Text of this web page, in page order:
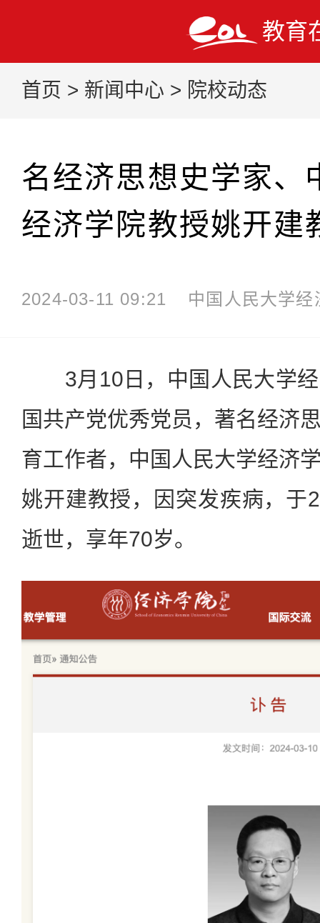
教育
首页 > 新闻中心 > 院校动态
名经济思想史学家、
经济学院教授姚开建
2024-03-11 09:21 中国人民大学经
3月10日，中国人民大学经
国共产党优秀党员，著名经济
育工作者，中国人民大学经济
姚开建教授，因突发疾病，于
逝世，享年70岁。